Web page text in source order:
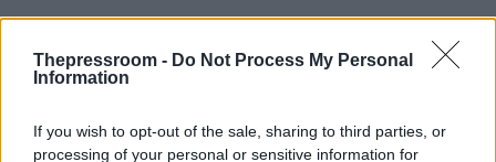
Thepressroom - Do Not Process My Personal
Information
If you wish to opt-out of the sale, sharing to third parties, or
processing of your personal or sensitive information for